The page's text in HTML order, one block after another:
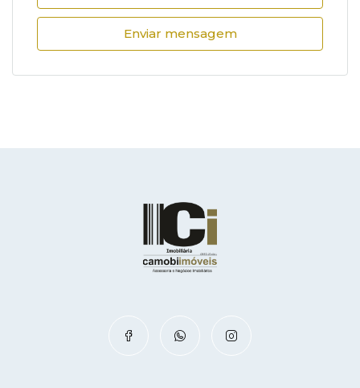
Enviar mensagem